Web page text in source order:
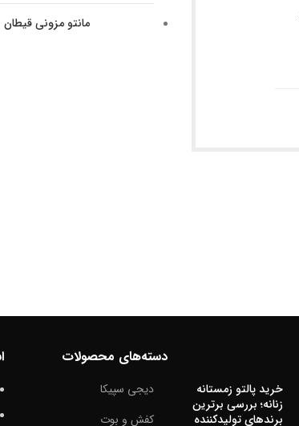
مانتو مزونی
خرید پالتو زمستانه
زنانه؛ بررسی برترین
برندهای تولیدکننده
دسته‌های محصولات
دیجی سپیکا
کفش و بوت